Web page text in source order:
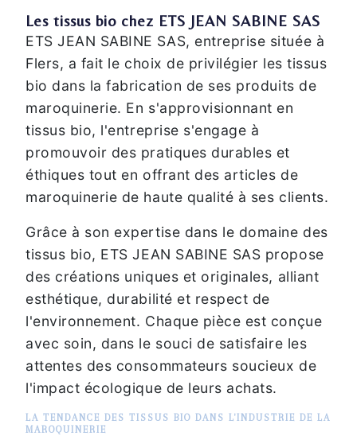
Les tissus bio chez ETS JEAN SABINE SAS
ETS JEAN SABINE SAS, entreprise située à
Flers, a fait le choix de privilégier les tissus
bio dans la fabrication de ses produits de
maroquinerie. En s'approvisionnant en
tissus bio, l'entreprise s'engage à
promouvoir des pratiques durables et
éthiques tout en offrant des articles de
maroquinerie de haute qualité à ses clients.
Grâce à son expertise dans le domaine des
tissus bio, ETS JEAN SABINE SAS propose
des créations uniques et originales, alliant
esthétique, durabilité et respect de
l'environnement. Chaque pièce est conçue
avec soin, dans le souci de satisfaire les
attentes des consommateurs soucieux de
l'impact écologique de leurs achats.
LA TENDANCE DES TISSUS BIO DANS L'INDUSTRIE DE LA
MAROQUINERIE